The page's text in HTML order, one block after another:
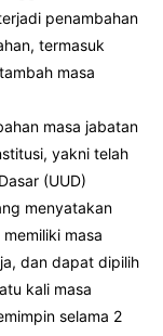
penambahan
termasuk
masa
masa jabatan
yakni telah
(UUD)
menyatakan
masa
dan dapat dipilih
kali masa
selama 2